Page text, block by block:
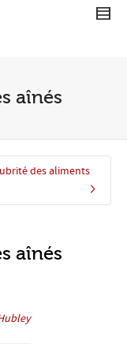
aînés
des aliments
aînés